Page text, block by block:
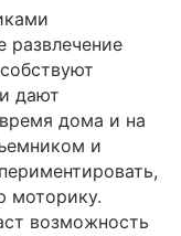
развлечение
дают
дома и на
и
моторику.
возможность